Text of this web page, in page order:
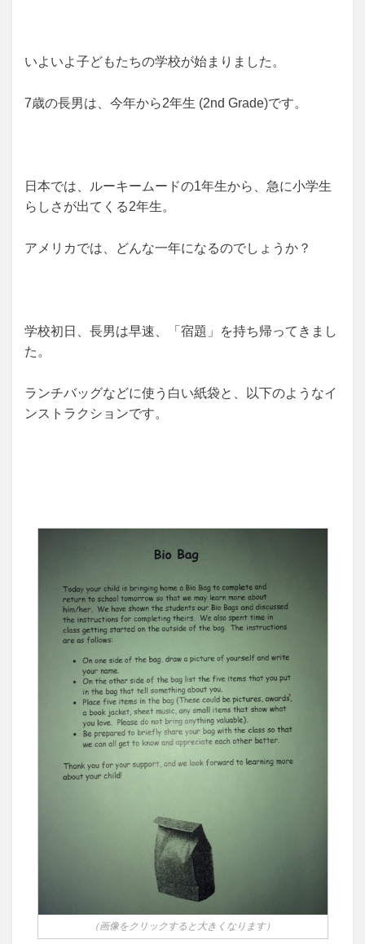
いよいよ子どもたちの学校が始まりました。
7歳の長男は、今年から2年生 (2nd Grade)です。
日本では、ルーキームードの1年生から、急に小学生
らしさが出てくる2年生。
アメリカでは、どんな一年になるのでしょうか？
学校初日、長男は早速、「宿題」を持ち帰ってきまし
た。
ランチバッグなどに使う白い紙袋と、以下のようなイ
ンストラクションです。
（画像をクリックすると大きくなります）